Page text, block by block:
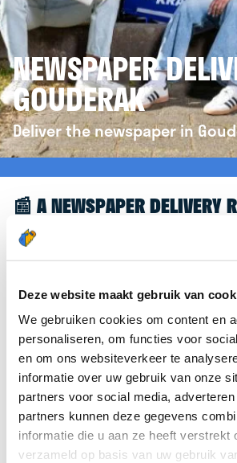
Deze website maakt gebruik van
We gebruiken cookies om content en
personaliseren, om functies voor
en om ons websiteverkeer te
informatie over uw gebruik van onze
partners voor social media,
partners kunnen deze gegevens
informatie die u aan ze heeft verstrekt
verzameld op basis van uw gebruik
NEWSPAPER
GOUDERAK
Deliver the newspaper in
📰 A NEWSPAPER DELIVERY
GOUDERAK
Great to see you're interested in
we’d like to refer you to the
website. There, you can easily
newspapers in Gouderak.
We hope you can get started soon
the best of luck! 🚴‍♂️💨